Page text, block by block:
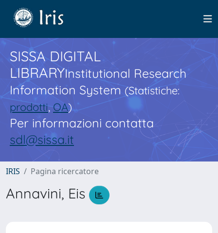
SISSA DIGITAL
LIBRARYInstitutional Research
Information System(Statistiche:
prodotti,OA)
Per informazioni contatta
sdl@sissa.it
IRIS Pagina ricercatore
Annavini, Eis